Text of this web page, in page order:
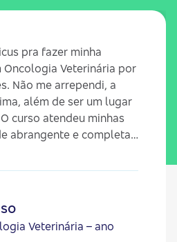
pra fazer minha
Oncologia Veterinária por
Não me arrependi, a
além de ser um lugar
curso atendeu minhas
abrangente e completa,
área. Os
curso satisfeita com o
as amizades feitas, e
aos meus
Veterinária – ano